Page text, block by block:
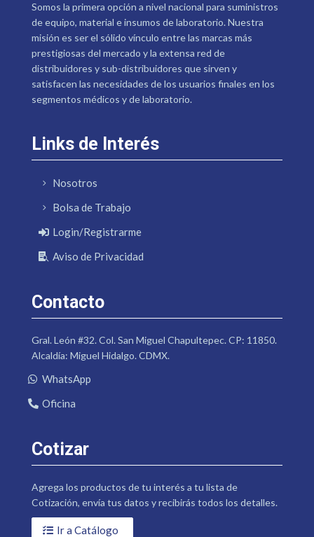
Somos la primera opción a nivel nacional para suministros
de equipo, material e insumos de laboratorio. Nuestra
misión es ser el sólido vínculo entre las marcas más
prestigiosas del mercado y la extensa red de
distribuidores y sub-distribuidores que sirven y
satisfacen las necesidades de los usuarios finales en los
segmentos médicos y de laboratorio.
Links de Interés
Nosotros
Bolsa de Trabajo
Login/Registrarme
Aviso de Privacidad
Contacto
Gral. León #32. Col. San Miguel Chapultepec. CP: 11850.
Alcaldía: Miguel Hidalgo. CDMX.
WhatsApp
Oficina
Cotizar
Agrega los productos de tu interés a tu lista de
Cotización, envía tus datos y recibirás todos los detalles.
Ir a Catálogo